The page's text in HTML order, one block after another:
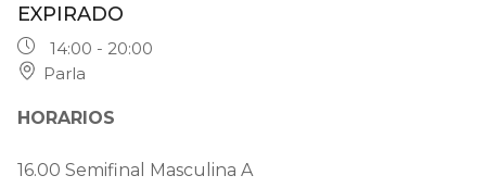
EXPIRADO
14:00 - 20:00
Parla
HORARIOS
16.00 Semifinal Masculina A